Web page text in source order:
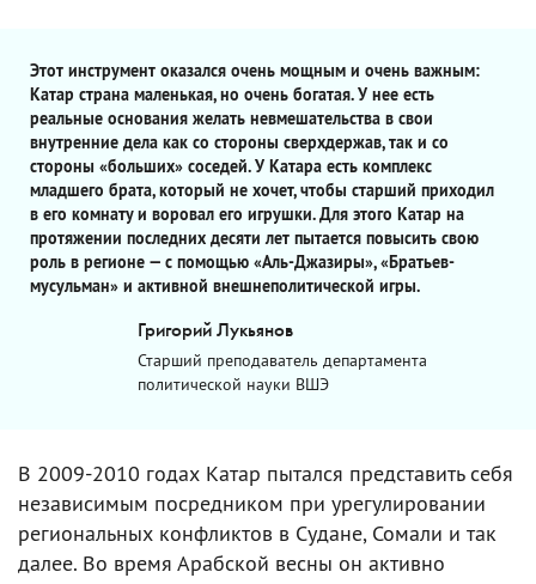
Этот инструмент оказался очень мощным и очень важным:
Катар страна маленькая, но очень богатая. У нее есть
реальные основания желать невмешательства в свои
внутренние дела как со стороны сверхдержав, так и со
стороны «больших» соседей. У Катара есть комплекс
младшего брата, который не хочет, чтобы старший приходил
в его комнату и воровал его игрушки. Для этого Катар на
протяжении последних десяти лет пытается повысить свою
роль в регионе — с помощью «Аль-Джазиры», «Братьев-
мусульман» и активной внешнеполитической игры.
Григорий Лукьянов
Старший преподаватель департамента
политической науки ВШЭ
В 2009-2010 годах Катар пытался представить себя
независимым посредником при урегулировании
региональных конфликтов в Судане, Сомали и так
далее. Во время Арабской весны он активно